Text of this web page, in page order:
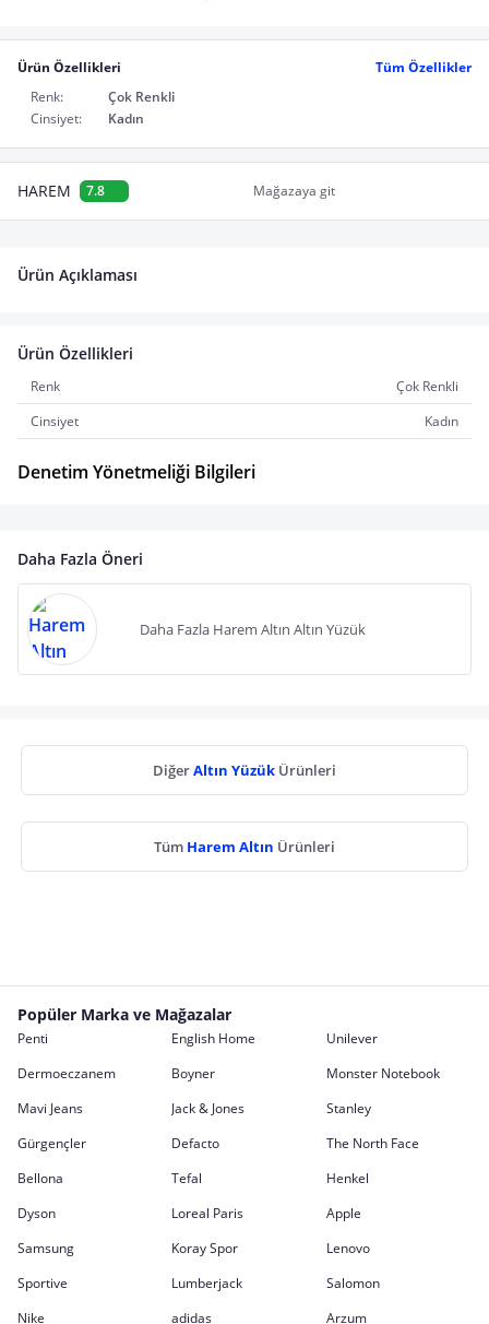
Ürün Özellikleri
Tüm Özellikler
Renk:
Çok Renkli
Cinsiyet:
Kadın
HAREM 7.8 Mağazaya git
Ürün Açıklaması
Ürün Özellikleri
Renk
Çok Renkli
Cinsiyet
Kadın
Denetim Yönetmeliği Bilgileri
Daha Fazla Öneri
Daha Fazla Harem Altın Altın Yüzük
DiğerAltın Yüzük Ürünleri
Tüm Harem Altın Ürünleri
Popüler Marka ve Mağazalar
Penti English Home
Unilever
Dermoeczanem
Boyner
Monster Notebook
Mavi Jeans
Jack & Jones
Stanley
Gürgençler
Defacto
The North Face
Bellona
Tefal
Henkel
Dyson
Loreal Paris
Apple
Samsung
Koray Spor
Lenovo
Sportive
Lumberjack
Salomon
Nike
adidas Arzum